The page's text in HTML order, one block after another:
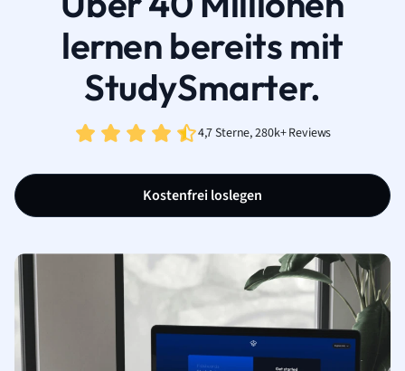
lernen bereits mit
StudySmarter.
4,7 Sterne, 280k+ Reviews
Kostenfrei loslegen